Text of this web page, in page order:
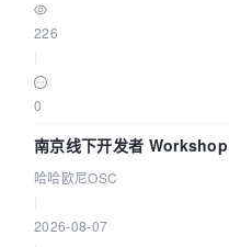
226
0
南京线下开发者
Agent 应用
哈哈欧尼OSC
2026-08-07